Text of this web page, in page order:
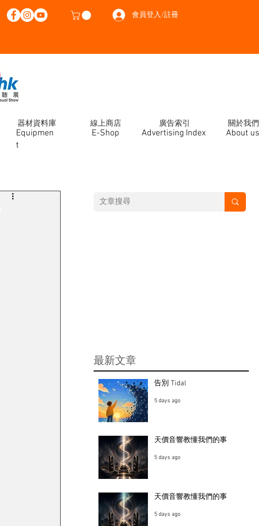
會員登入/註冊
器材資料庫 線上商店 廣告索引 關於我們
Equipmen
t
E-Shop About us
Advertising Index
​最新文章
告別 Tidal
5 days ago
天價音響教懂我們的事
5 days ago
天價音響教懂我們的事
5 days ago